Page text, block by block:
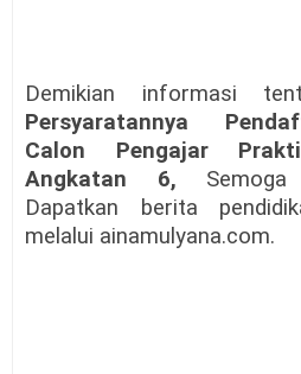
Demikian informasi
Persyaratannya
Calon Pengajar
Angkatan 6,
Dapatkan berita
melalui ainamulyana.com.